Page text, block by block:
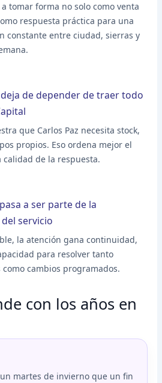
tomar forma no solo como venta
respuesta práctica para una
constante entre ciudad, sierras y
de depender de traer todo
que Carlos Paz necesita stock,
propios. Eso ordena mejor el
calidad de la respuesta.
a ser parte de la
servicio
la atención gana continuidad,
para resolver tanto
cambios programados.
con los años en
martes de invierno que un fin